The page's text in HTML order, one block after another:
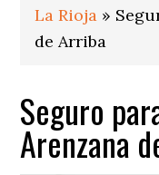
La Rioja »
de Arriba
Seguro
Arenzana